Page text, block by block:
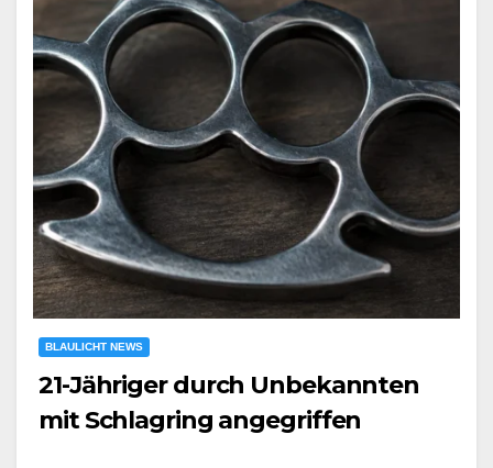
BLAULICHT NEWS
21-Jähriger durch Unbekannten
mit Schlagring angegriffen